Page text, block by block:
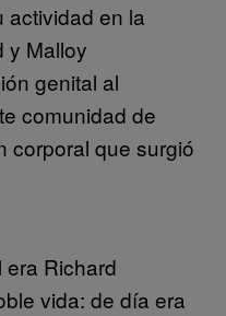
actividad en la
y Malloy
genital al
comunidad de
corporal que surgió
era Richard
vida: de día era